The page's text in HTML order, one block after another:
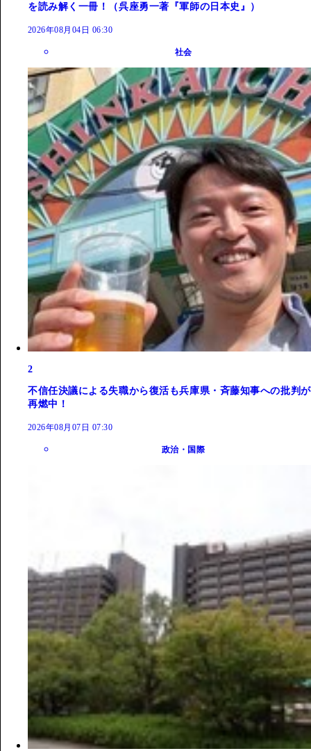
を読み解く一冊！（呉座勇一著『軍師の日本史』）
2026年08月04日 06:30
社会
2
不信任決議による失職から復活も兵庫県・斉藤知事への批判が
再燃中！
2026年08月07日 07:30
政治・国際